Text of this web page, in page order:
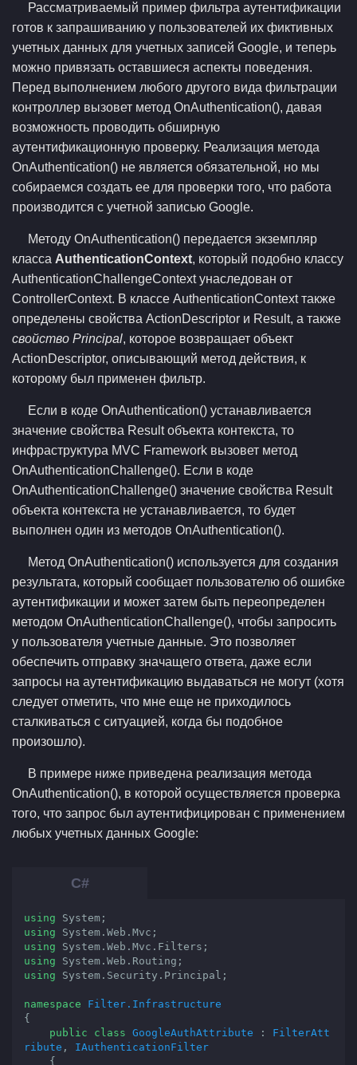
Рассматриваемый пример фильтра аутентификации
готов к запрашиванию у пользователей их фиктивных
учетных данных для учетных записей Google, и теперь
можно привязать оставшиеся аспекты поведения.
Перед выполнением любого другого вида фильтрации
контроллер вызовет метод OnAuthentication(), давая
возможность проводить обширную
аутентификационную проверку. Реализация метода
OnAuthentication() не является обязательной, но мы
собираемся создать ее для проверки того, что работа
производится с учетной записью Google.
Методу OnAuthentication() передается экземпляр
класса AuthenticationContext, который подобно классу
AuthenticationChallengeContext унаследован от
ControllerContext. В классе AuthenticationContext также
определены свойства ActionDescriptor и Result, а также
свойство Principal, которое возвращает объект
ActionDescriptor, описывающий метод действия, к
которому был применен фильтр.
Если в коде OnAuthentication() устанавливается
значение свойства Result объекта контекста, то
инфраструктура MVC Framework вызовет метод
OnAuthenticationChallenge(). Если в коде
OnAuthenticationChallenge() значение свойства Result
объекта контекста не устанавливается, то будет
выполнен один из методов OnAuthentication().
Метод OnAuthentication() используется для создания
результата, который сообщает пользователю об ошибке
аутентификации и может затем быть переопределен
методом OnAuthenticationChallenge(), чтобы запросить
у пользователя учетные данные. Это позволяет
обеспечить отправку значащего ответа, даже если
запросы на аутентификацию выдаваться не могут (хотя
следует отметить, что мне еще не приходилось
сталкиваться с ситуацией, когда бы подобное
произошло).
В примере ниже приведена реализация метода
OnAuthentication(), в которой осуществляется проверка
того, что запрос был аутентифицирован с применением
любых учетных данных Google:
using
using
using
using
using System.Security.Principal;
namespace
Filter.Infrastructure
{
public
class GoogleAuthAttribute : FilterAtt
ribute , IAuthenticationFilter